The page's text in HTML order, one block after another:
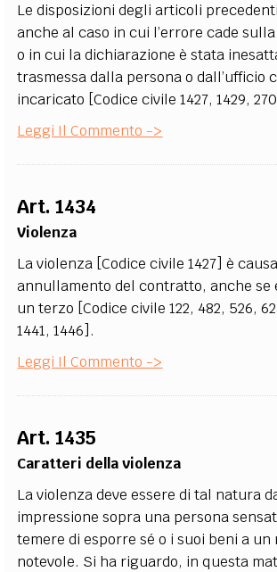
Le disposizioni degli articoli
anche al caso in cui l’errore cade
o in cui la dichiarazione è stata
trasmessa dalla persona o dall’ufficio
incaricato [Codice civile 1427, 1429,
Leggi Il Commento ->
Art. 1434
Violenza
La violenza [Codice civile 1427] è
annullamento del contratto, anche se
un terzo [Codice civile 122, 482, 526,
1441, 1446].
Leggi Il Commento ->
Art. 1435
Caratteri della violenza
La violenza deve essere di tal natura
impressione sopra una persona
temere di esporre sé o i suoi beni a un
notevole. Si ha riguardo, in questa